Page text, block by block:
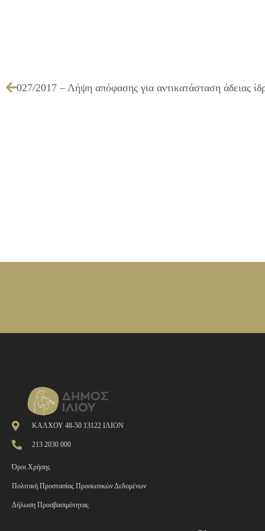
ΚΑΛΧΟΥ 48-50 13122 ΙΛΙΟΝ
213 2030 000
Όροι Χρήσης
Πολιτική Προστασίας Προσωπικών Δεδομένων
Δήλωση Προσβασιμότητας